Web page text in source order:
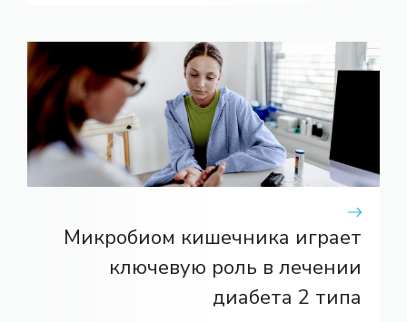
Микробиом кишечника играет
ключевую роль в лечении
диабета 2 типа